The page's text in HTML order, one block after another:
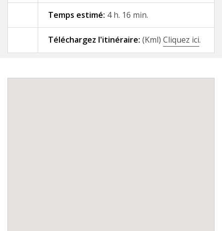
09 - A Gándara - Santiago de
Compostela
Temps estimé: 4 h. 16 min.
Téléchargez l'itinéraire: (Kml) Cliquez ici.